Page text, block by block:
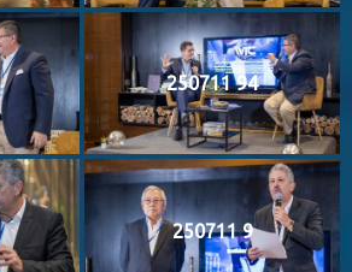
250711 94
250711 9